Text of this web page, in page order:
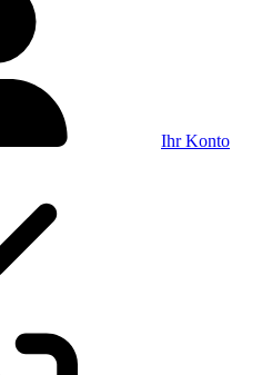
Ihr Konto